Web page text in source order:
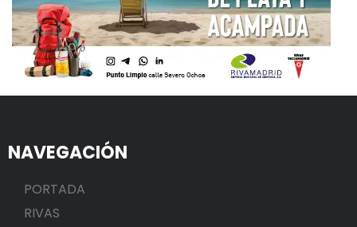
NAVEGACIÓN
PORTADA
RIVAS